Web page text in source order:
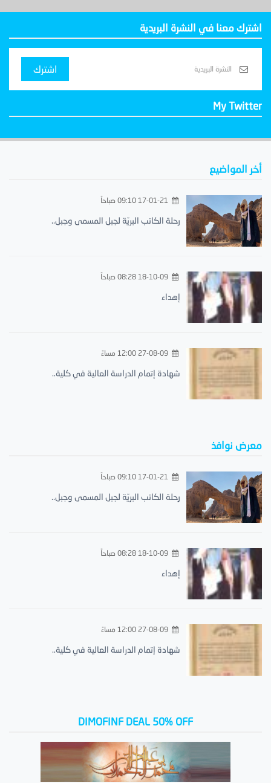
اشترك معنا في النشرة البريدية
اشترك
My Twitter
أخر المواضيع
رحلة الكاتب البريّة لجبل المسمى وجبل..
18-10-09 08:28 صباحاً
إهداء
27-08-09 12:00 مساءً
شهادة إتمام الدراسة العالية في كلية..
معرض نوافذ
رحلة الكاتب البريّة لجبل المسمى وجبل..
18-10-09 08:28 صباحاً
إهداء
27-08-09 12:00 مساءً
شهادة إتمام الدراسة العالية في كلية..
DIMOFINF DEAL 50% OFF